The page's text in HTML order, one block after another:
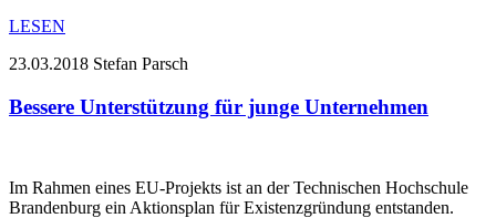
LESEN
23.03.2018 Stefan Parsch
Bessere Unterstützung für junge Unternehmen
Im Rahmen eines EU-Projekts ist an der Technischen Hochschule
Brandenburg ein Aktionsplan für Existenzgründung entstanden.